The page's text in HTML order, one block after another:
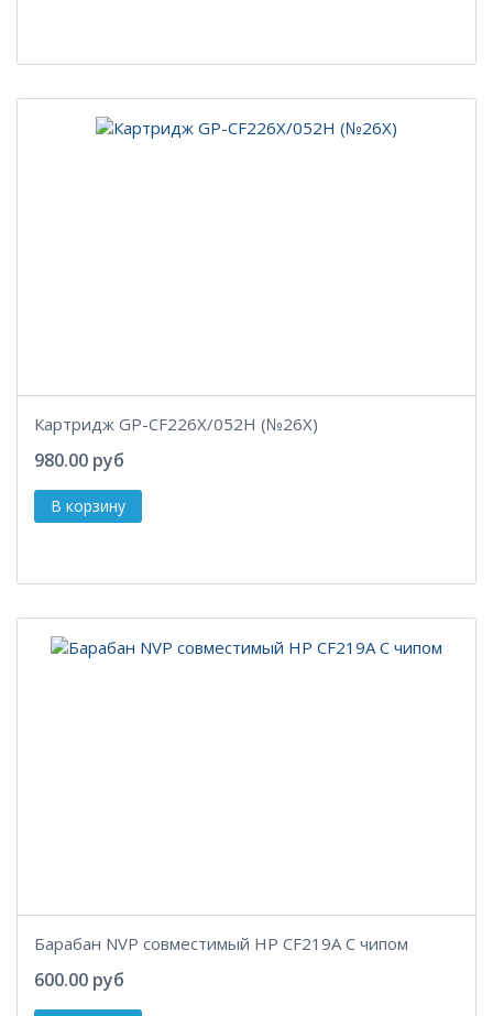
Картридж GP-CF226X/052H (№26X)
980.00 руб
Барабан NVP совместимый HP CF219A С чипом
600.00 руб